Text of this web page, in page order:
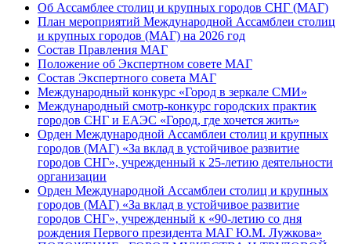
Об Ассамблее столиц и крупных городов СНГ (МАГ)
План мероприятий Международной Ассамблеи столиц
и крупных городов (МАГ) на 2026 год
Состав Правления МАГ
Положение об Экспертном совете МАГ
Состав Экспертного совета МАГ
Международный конкурс «Город в зеркале СМИ»
Международный смотр-конкурс городских практик
городов СНГ и ЕАЭС «Город, где хочется жить»
Орден Международной Ассамблеи столиц и крупных
городов (МАГ) «За вклад в устойчивое развитие
городов СНГ», учрежденный к 25-летию деятельности
организации
Орден Международной Ассамблеи столиц и крупных
городов (МАГ) «За вклад в устойчивое развитие
городов СНГ», учрежденный к «90-летию со дня
рождения Первого президента МАГ Ю.М. Лужкова»